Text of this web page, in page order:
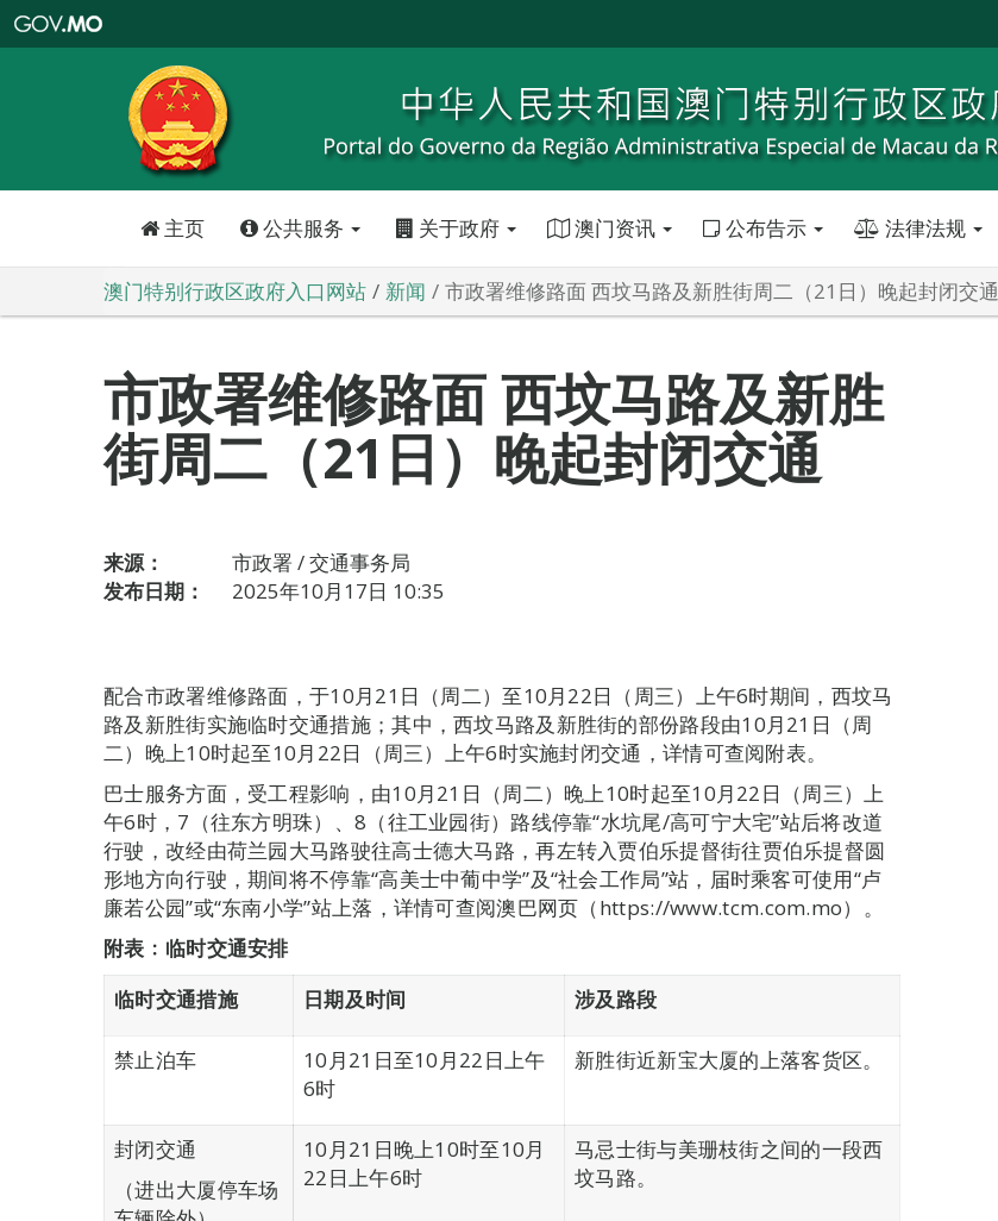
特
政
区
政
口
主页 公共服务 关于政府 澳门资讯 公布告示 法律法规
澳门特别行政区政府入口网站 新闻 市政署维修路面 西坟马路及新胜街周二（21日）晚起封闭交通
市政署维修路面 西坟马路及新胜
街周二（21日）晚起封闭交通
来源：
市政署 / 交通事务局
发布日期：
2025年10月17日 10:35
配合市政署维修路面，于10月21日（周二）至10月22日（周三）上午6时期间，西坟马
路及新胜街实施临时交通措施；其中，西坟马路及新胜街的部份路段由10月21日（周
二）晚上10时起至10月22日（周三）上午6时实施封闭交通，详情可查阅附表。
巴士服务方面，受工程影响，由10月21日（周二）晚上10时起至10月22日（周三）上
午6时，7（往东方明珠）、8（往工业园街）路线停靠“水坑尾/高可宁大宅”站后将改道
行驶，改经由荷兰园大马路驶往高士德大马路，再左转入贾伯乐提督街往贾伯乐提督圆
形地方向行驶，期间将不停靠“高美士中葡中学”及“社会工作局”站，届时乘客可使用“卢
廉若公园”或“东南小学”站上落，详情可查阅澳巴网页（https://www.tcm.com.mo）。
附表﹕临时交通安排
临时交通措施
日期及时间 涉及路段
禁止泊车
10月21日至10月22日上午
6时
新胜街近新宝大厦的上落客货区。
封闭交通
（进出大厦停车场
10月21日晚上10时至10月
22日上午6时
马忌士街与美珊枝街之间的一段西
坟马路。